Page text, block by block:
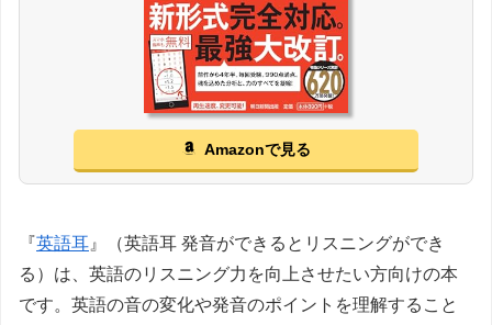
Amazonで見る
『英語耳 』（英語耳 発音ができるとリスニングができ
る）は、英語のリスニング力を向上させたい方向けの本
です。英語の音の変化や発音のポイントを理解すること